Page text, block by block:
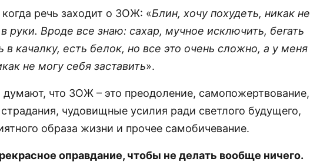
речь заходит о ЗОЖ: «Блин, хочу похудеть, никак не
руки. Вроде все знаю: сахар, мучное исключить, бегать
в качалку, есть белок, но все это очень сложно, а у меня
не могу себя заставить».
что ЗОЖ – это преодоление, самопожертвование,
чудовищные усилия ради светлого будущего,
образа жизни и прочее самобичевание.
оправдание, чтобы не делать вообще ничего.